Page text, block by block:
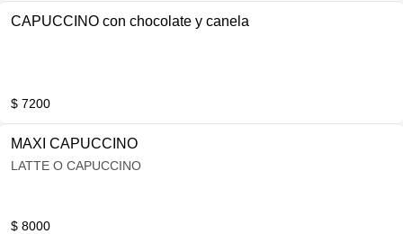
CAPUCCINO con chocolate y canela
$ 7200
MAXI CAPUCCINO
LATTE O CAPUCCINO
$ 8000